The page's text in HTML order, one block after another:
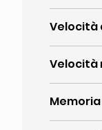
Velocità
Velocità